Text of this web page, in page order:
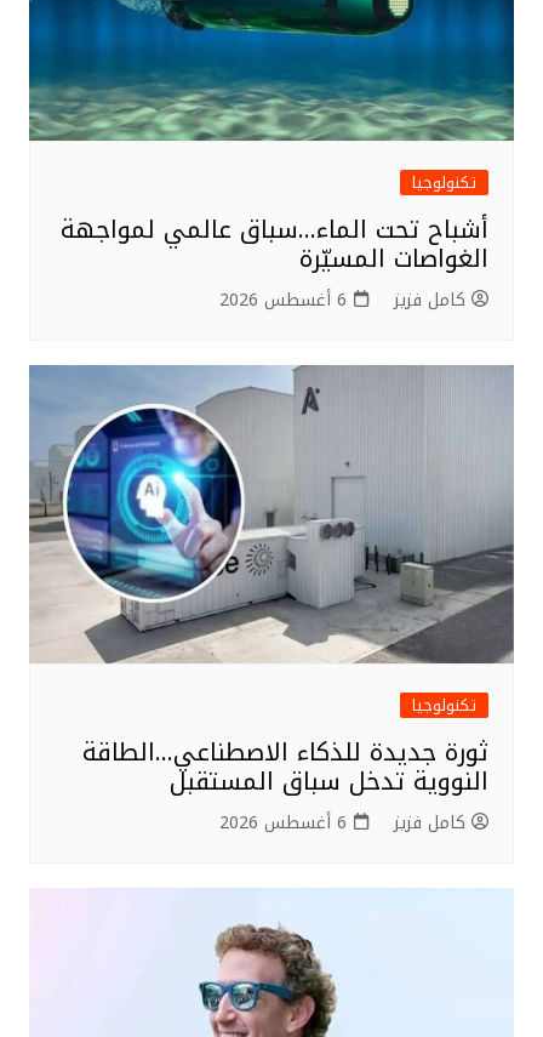
تكنولوجيا
أشباح تحت الماء…سباق عالمي لمواجهة
الغواصات المسيّرة
كامل فزيز 6 أغسطس 2026
تكنولوجيا
ثورة جديدة للذكاء الاصطناعي…الطاقة
النووية تدخل سباق المستقبل
كامل فزيز 6 أغسطس 2026